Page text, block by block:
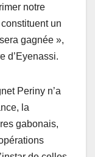
notre
un
gagnée »,
d’Eyenassi.
Periny n’a
la
gabonais,